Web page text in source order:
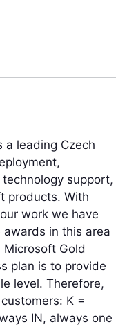
a leading Czech
support,
products. With
work we have
in this area
Gold
plan is to provide
level. Therefore,
K =
IN, always one